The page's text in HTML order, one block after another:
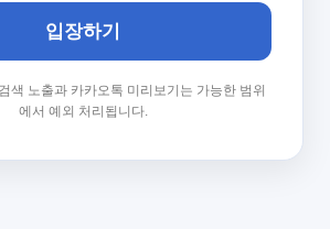
입장하기
색 노출과 카카오톡 미리보기는 가능한 범위
에서 예외 처리됩니다.